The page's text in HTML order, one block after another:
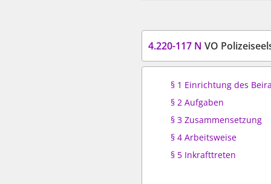
4.220-117 N VO
§ 1 Einrichtung des
§ 2 Aufgaben
§ 3 Zusammensetzung
§ 4 Arbeitsweise
§ 5 Inkrafttreten